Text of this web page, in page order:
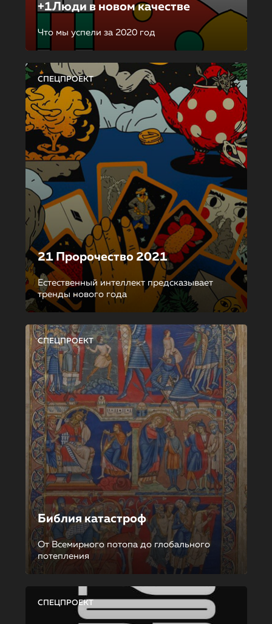
+1Люди в новом качестве
Что мы успели за 2020 год
СПЕЦПРОЕКТ
21 Пророчество 2021
Естественный интеллект предсказывает
тренды нового года
СПЕЦПРОЕКТ
Библия катастроф
От Всемирного потопа до глобального
потепления
СПЕЦПРОЕКТ